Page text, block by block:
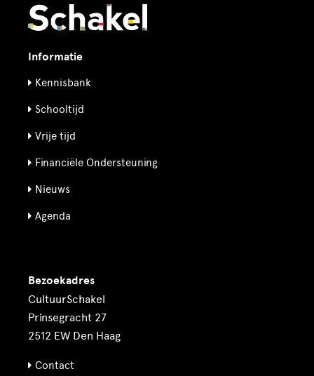
Informatie
Kennisbank
Schooltijd
Vrije tijd
Financiële Ondersteuning
Nieuws
Agenda
Bezoekadres
CultuurSchakel
Prinsegracht 27
2512 EW Den Haag
Contact